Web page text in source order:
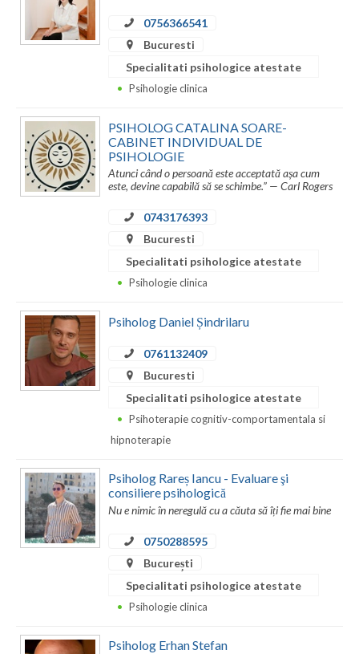
Ialomita
Maramures
Mehedinti
Mures
Salaj
Satu-Mare
Sibiu
Timis
Tulcea
Valcea
0756366541
Bucuresti
Specialitati psihologice atestate
Psihologie clinica
PSIHOLOG CATALINA SOARE-
CABINET INDIVIDUAL DE
PSIHOLOGIE
Atunci când o persoană este acceptată așa cum
este, devine capabilă să se schimbe.” — Carl Rogers
0743176393
Bucuresti
Specialitati psihologice atestate
Psihologie clinica
Psiholog Daniel Șindrilaru
0761132409
Bucuresti
Specialitati psihologice atestate
Psihoterapie cognitiv-comportamentala si
hipnoterapie
Psiholog Rareș Iancu - Evaluare şi
consiliere psihologică
Nu e nimic în neregulă cu a căuta să îți fie mai bine
0750288595
București
Specialitati psihologice atestate
Psihologie clinica
Psiholog Erhan Stefan